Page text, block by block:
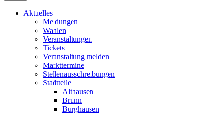
Aktuelles
Meldungen
Wahlen
Veranstaltungen
Tickets
Veranstaltung melden
Markttermine
Stellenausschreibungen
Stadtteile
Althausen
Brünn
Burghausen